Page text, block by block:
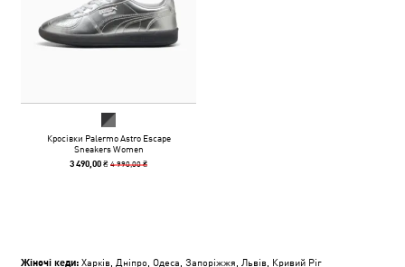
Кросівки Palermo Astro Escape
Sneakers Women
3 490,00 ₴4 990,00 ₴
Жіночі кеди: Харків Дніпро Одеса Запоріжжя Львів Кривий Ріг